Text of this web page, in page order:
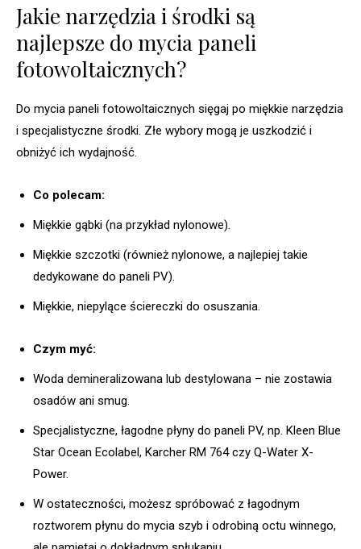
Jakie narzędzia i środki są
najlepsze do mycia paneli
fotowoltaicznych?
Do mycia paneli fotowoltaicznych sięgaj po miękkie narzędzia
i specjalistyczne środki. Złe wybory mogą je uszkodzić i
obniżyć ich wydajność.
Co polecam:
Miękkie gąbki (na przykład nylonowe).
Miękkie szczotki (również nylonowe, a najlepiej takie
dedykowane do paneli PV).
Miękkie, niepylące ściereczki do osuszania.
Czym myć:
Woda demineralizowana lub destylowana – nie zostawia
osadów ani smug.
Specjalistyczne, łagodne płyny do paneli PV, np. Kleen Blue
Star Ocean Ecolabel, Karcher RM 764 czy Q-Water X-
Power.
W ostateczności, możesz spróbować z łagodnym
roztworem płynu do mycia szyb i odrobiną octu winnego,